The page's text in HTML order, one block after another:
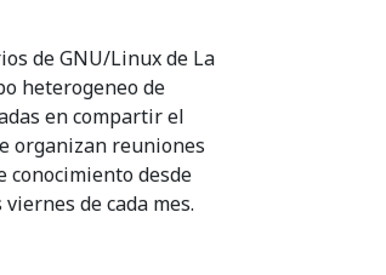
de GNU/Linux de La
heterogeneo de
en compartir el
organizan reuniones
conocimiento desde
de cada mes.